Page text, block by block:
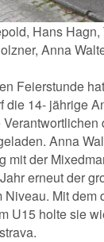
Hans
Anna
Feierstunde
die 14- jährige
Anna
mit der
erneut der
Niveau. Mit dem
U15 holte sie